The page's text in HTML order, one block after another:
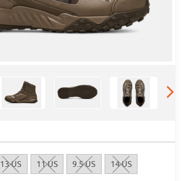
13 US 11 US 9.5 US 14 US